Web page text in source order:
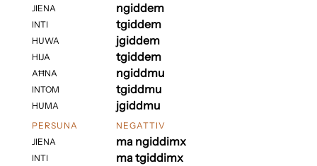
JIENA
INTI
HUWA
HIJA
AĦNA
INTOM
HUMA
ngiddem
tgiddem
jgiddem
tgiddem
ngiddmu
tgiddmu
jgiddmu
PERSUNA
JIENA
INTI
NEGATTIV
ma ngiddimx
ma tgiddimx